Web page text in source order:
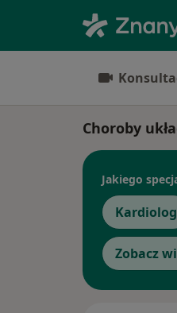
Choroby
Jakiego
Kardiolog
Zobacz